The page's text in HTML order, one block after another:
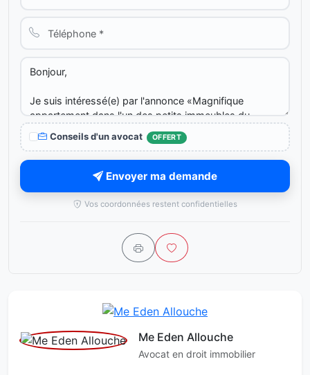
Conseils d'un avocat OFFERT
Envoyer ma demande
Vos coordonnées restent confidentielles
Me Eden Allouche
Avocat en droit immobilier